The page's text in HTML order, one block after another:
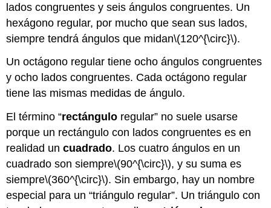
lados congruentes y seis ángulos congruentes. Un
hexágono regular, por mucho que sean sus lados,
siempre tendrá ángulos que midan\(120^{\circ}\).
Un octágono regular tiene ocho ángulos congruentes
y ocho lados congruentes. Cada octágono regular
tiene las mismas medidas de ángulo.
El término “rectángulo regular” no suele usarse
porque un rectángulo con lados congruentes es en
realidad uncuadrado. Los cuatro ángulos en un
cuadrado son siempre\(90^{\circ}\), y su suma es
siempre\(360^{\circ}\). Sin embargo, hay un nombre
especial para un “triángulo regular”. Un triángulo con